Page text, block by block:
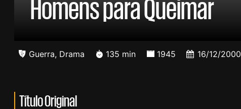
Homens para Queimar
Guerra, Drama 135 min 1945 16/12/2000
Título Original